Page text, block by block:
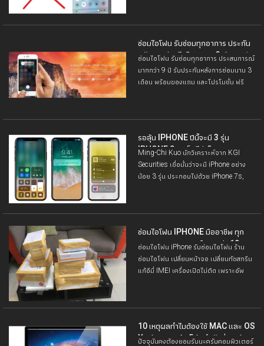
ซ่อมไอโฟน รับซ่อมทุกอาการ ประกัน
หลังการ ซ่อมไอโฟน นาน 3เดือน ฟรี
ค่าน้ำมัน 100 บาท
ซ่อมไอโฟน รับซ่อมทุกอาการ ประสบการณ์
มากกว่า 9 ปี รับประกันหลังการซ่อมนาน 3
เดือน พร้อมของแถม และโปรโมชั่น ฟรี
รอลุ้น IPHONE ปีนี้จะมี 3 รุ่น
IPHONE 8 จะเป็นไพ่เด็ด
Ming-Chi Kuo นักวิเคราะห์จาก KGI
Securities เชื่อมั่นว่าจะมี iPhone อย่าง
น้อย 3 รุ่น ประกอบไปด้วย iPhone 7s,
ซ่อมไอโฟน IPHONE มืออาชีพ ทุก
อาการ ประสบการณ์มากกว่า 10 ปี
ซ่อมไอโฟน iPhone รับซ่อมไอโฟน ร้าน
ซ่อมไอโฟน เปลี่ยนหน้าจอ เปลี่ยนทัชสกรีน
แก้อีมี่ IMEI เครื่องเปิดไม่ติด เพราะอัพ
10 เหตุผลทำไมต้องใช้ MAC และ OS
X พร้อมบอกถึง 5 ข้อจำกัดที่ควรรู้
ปัจจุบันคงต้องยอมรับนะครับคอมพิวเตอร์